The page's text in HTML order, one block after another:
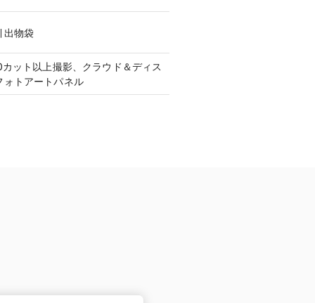
出物袋
ット以上撮影、クラウド＆ディス
ォトアートパネル